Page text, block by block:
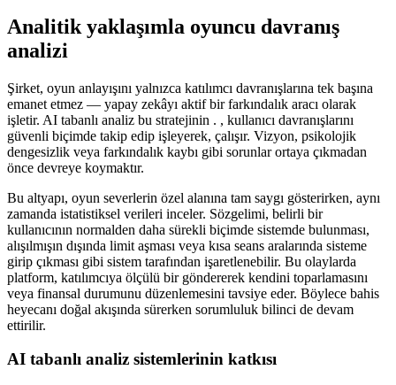
Analitik yaklaşımla oyuncu davranış
analizi
Şirket, oyun anlayışını yalnızca katılımcı davranışlarına tek başına
emanet etmez — yapay zekâyı aktif bir farkındalık aracı olarak
işletir. AI tabanlı analiz bu stratejinin . , kullanıcı davranışlarını
güvenli biçimde takip edip işleyerek, çalışır. Vizyon, psikolojik
dengesizlik veya farkındalık kaybı gibi sorunlar ortaya çıkmadan
önce devreye koymaktır.
Bu altyapı, oyun severlerin özel alanına tam saygı gösterirken, aynı
zamanda istatistiksel verileri inceler. Sözgelimi, belirli bir
kullanıcının normalden daha sürekli biçimde sistemde bulunması,
alışılmışın dışında limit aşması veya kısa seans aralarında sisteme
girip çıkması gibi sistem tarafından işaretlenebilir. Bu olaylarda
platform, katılımcıya ölçülü bir göndererek kendini toparlamasını
veya finansal durumunu düzenlemesini tavsiye eder. Böylece bahis
heyecanı doğal akışında sürerken sorumluluk bilinci de devam
ettirilir.
AI tabanlı analiz sistemlerinin katkısı